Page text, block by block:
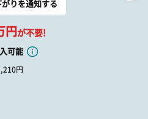
がりを通知する
円 が不要!
可能
円